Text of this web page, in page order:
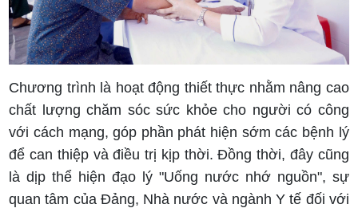
Chương trình là hoạt động thiết thực nhằm nâng cao
chất lượng chăm sóc sức khỏe cho người có công
với cách mạng, góp phần phát hiện sớm các bệnh lý
để can thiệp và điều trị kịp thời. Đồng thời, đây cũng
là dịp thể hiện đạo lý "Uống nước nhớ nguồn", sự
quan tâm của Đảng, Nhà nước và ngành Y tế đối với